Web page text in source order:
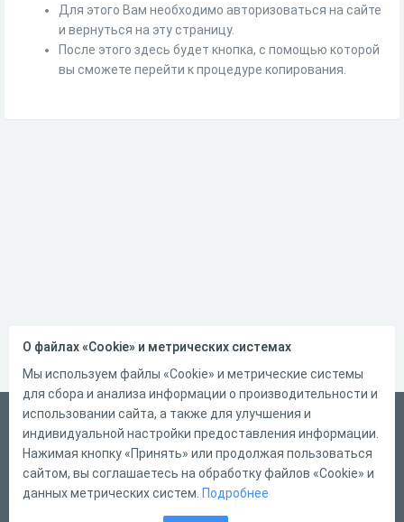
Для этого Вам необходимо авторизоваться на сайте
и вернуться на эту страницу.
После этого здесь будет кнопка, с помощью которой
вы сможете перейти к процедуре копирования.
Русский
Справка
Форма обратной связи
О файлах «Cookie» и метрических системах
Мы используем файлы «Cookie» и метрические системы
для сбора и анализа информации о производительности и
использовании сайта, а также для улучшения и
индивидуальной настройки предоставления информации.
Нажимая кнопку «Принять» или продолжая пользоваться
сайтом, вы соглашаетесь на обработку файлов «Cookie» и
данных метрических систем. Подробнее